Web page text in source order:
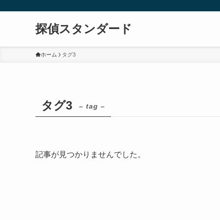
探偵スタンダード
ホーム タグ3
タグ3 – tag –
記事が見つかりませんでした。